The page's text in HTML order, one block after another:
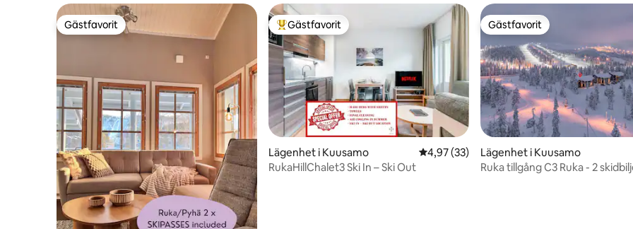
Gästfavorit
Gästfavorit Populär gästfavorit
Gästfavorit
Lägenhet i Kuusamo 4,97 av 5 i genomsnittligt betyg, 33
4,97 (33)
RukaHillChalet3 Ski In – Ski Out
Gästfavorit
Gästfavorit
Lägenhet i Kuusamo
Ruka tillgång C3 Ruka - 2